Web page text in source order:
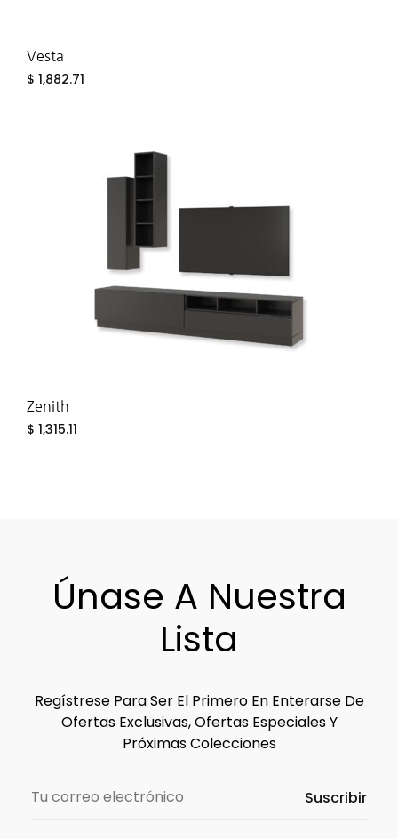
Vesta
$ 1,882.71
Zenith
$ 1,315.11
Únase A Nuestra
Lista
Regístrese Para Ser El Primero En Enterarse De
Ofertas Exclusivas, Ofertas Especiales Y
Próximas Colecciones